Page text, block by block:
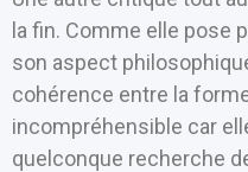
la fin. Comme elle pose
son aspect
cohérence entre la
incompréhensible car
quelconque recherche